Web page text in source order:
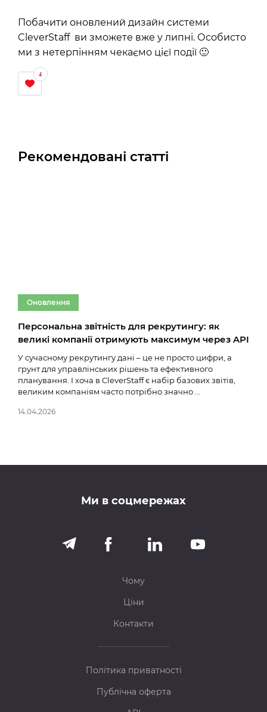
Побачити оновлений дизайн системи
CleverStaff ви зможете вже у липні. Особисто
ми з нетерпінням чекаємо цієї події 🙂
4
Рекомендовані статті
Оновлення
Персональна звітність для рекрутингу: як
великі компанії отримують максимум через API
У сучасному рекрутингу дані – це не просто цифри, а
грунт для управлінських рішень та ефективного
планування. І хоча в CleverStaff є набір базових звітів,
великим компаніям часто потрібно значно ...
14.04.2026
Ми в соцмережах
Чому
Ціни
Контакти
Політика приватності
Публічна оферта